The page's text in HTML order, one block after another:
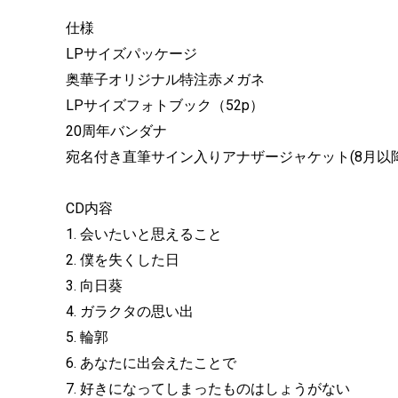
仕様
LPサイズパッケージ
奥華子オリジナル特注赤メガネ
LPサイズフォトブック（52p）
20周年バンダナ
宛名付き直筆サイン入りアナザージャケット(8月以
CD内容
1. 会いたいと思えること
2. 僕を失くした日
3. 向日葵
4. ガラクタの思い出
5. 輪郭
6. あなたに出会えたことで
7. 好きになってしまったものはしょうがない